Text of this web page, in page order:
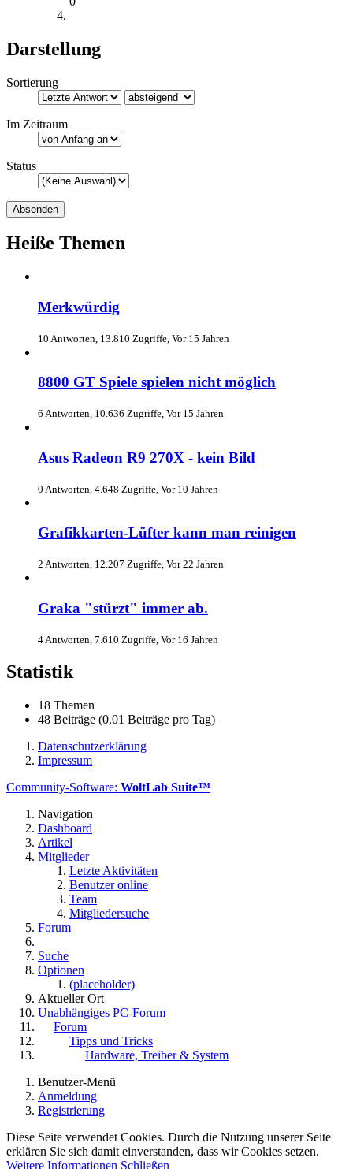
Darstellung
Sortierung
Im Zeitraum
Status
Heiße Themen
Merkwürdig
10 Antworten, 13.810 Zugriffe, Vor 15 Jahren
8800 GT Spiele spielen nicht möglich
6 Antworten, 10.636 Zugriffe, Vor 15 Jahren
Asus Radeon R9 270X - kein Bild
0 Antworten, 4.648 Zugriffe, Vor 10 Jahren
Grafikkarten-Lüfter kann man reinigen
2 Antworten, 12.207 Zugriffe, Vor 22 Jahren
Graka "stürzt" immer ab.
4 Antworten, 7.610 Zugriffe, Vor 16 Jahren
Statistik
18 Themen
48 Beiträge (0,01 Beiträge pro Tag)
Datenschutzerklärung
Impressum
Community-Software: WoltLab Suite™
Navigation
Dashboard
Artikel
Mitglieder
Letzte Aktivitäten
Benutzer online
Team
Mitgliedersuche
Forum
Suche
Optionen
(placeholder)
Aktueller Ort
Unabhängiges PC-Forum
Forum
Tipps und Tricks
Hardware, Treiber & System
Benutzer-Menü
Anmeldung
Registrierung
Diese Seite verwendet Cookies. Durch die Nutzung unserer Seite
erklären Sie sich damit einverstanden, dass wir Cookies setzen.
Weitere Informationen Schließen